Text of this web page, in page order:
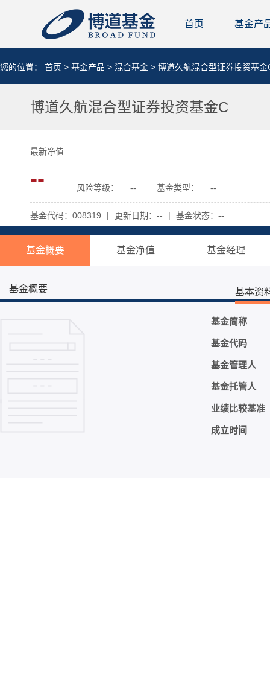
首页 基金产
您的位置： 首页 > 基金产品 > 混合基金 > 博道久航混合型证券投资基金
博道久航混合型证券投资基金C
最新净值
-- 风险等级： -- 基金类型： --
基金代码：008319 | 更新日期：-- | 基金状态：--
基金概要 基金净值 基金经理
基金概要 基本资
基金简称
基金代码
基金管理人
基金托管人
业绩比较基准
成立时间